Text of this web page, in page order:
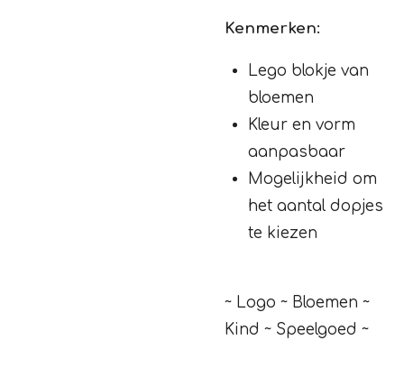
Kenmerken:
Lego blokje van
bloemen
Kleur en vorm
aanpasbaar
Mogelijkheid om
het aantal dopjes
te kiezen
~ Logo ~ Bloemen ~
Kind ~ Speelgoed ~